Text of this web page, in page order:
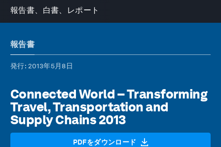
報告書、白書、レポート
報告書
発行: 2013年5月8日
Connected World – Transforming
Travel, Transportation and
Supply Chains 2013
PDFをダウンロード